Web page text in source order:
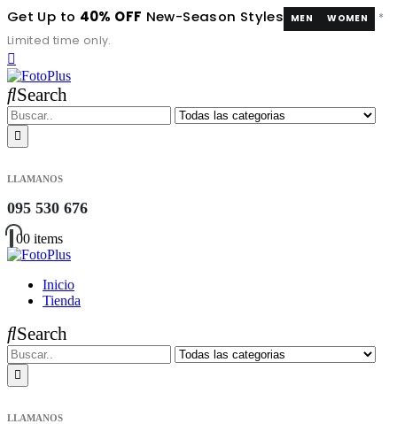
Get Up to 40% OFF New-Season Styles MEN WOMEN
*
Limited time only.
Search
LLAMANOS
095 530 676
00 items
Inicio
Tienda
Search
LLAMANOS